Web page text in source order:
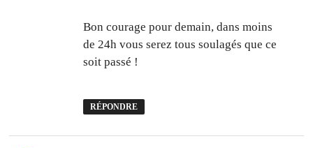
Bon courage pour demain, dans moins
de 24h vous serez tous soulagés que ce
soit passé !
RÉPONDRE